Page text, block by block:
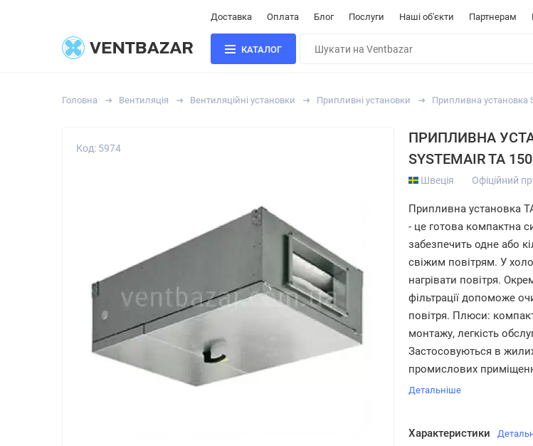
Доставка Оплата Блог Послуги Наші об'єкти Партнерам
КАТАЛОГ
Головна Вентиляція Вентиляційні установки Припливні установки Припливна установка
Код: 5974
ПРИПЛИВНА
SYSTEMAIR TA
Швеція Офіційний
Припливна установка
- це готова компактна
забезпечить одне або
свіжим повітрям. У
нагрівати повітря.
фільтрації допоможе
повітря. Плюси:
монтажу, легкість
Застосовуються в
промислових
Детальніше
Характеристики